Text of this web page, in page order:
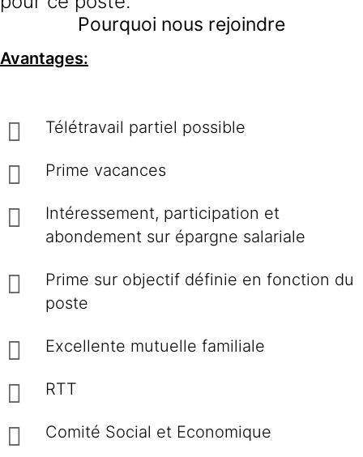
Pourquoi nous rejoindre
Avantages:
Télétravail partiel possible
Prime vacances
Intéressement, participation et
abondement sur épargne salariale
Prime sur objectif définie en fonction du
poste
Excellente mutuelle familiale
RTT
Comité Social et Economique